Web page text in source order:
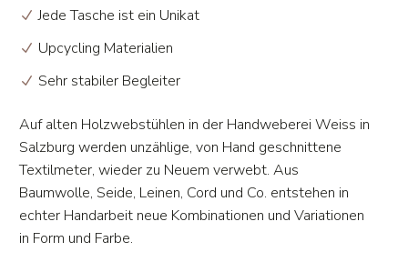
Jede Tasche ist ein Unikat
Upcycling Materialien
Sehr stabiler Begleiter
Auf alten Holzwebstühlen in der Handweberei Weiss in
Salzburg werden unzählige, von Hand geschnittene
Textilmeter, wieder zu Neuem verwebt. Aus
Baumwolle, Seide, Leinen, Cord und Co. entstehen in
echter Handarbeit neue Kombinationen und Variationen
in Form und Farbe.